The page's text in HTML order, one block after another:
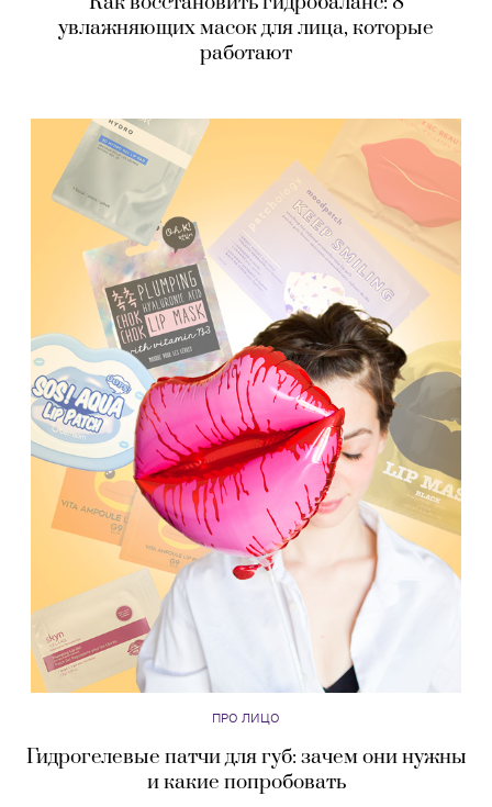
увлажняющих масок для лица, которые
работают
ПРО ЛИЦО
Гидрогелевые патчи для губ: зачем они нужны
и какие попробовать